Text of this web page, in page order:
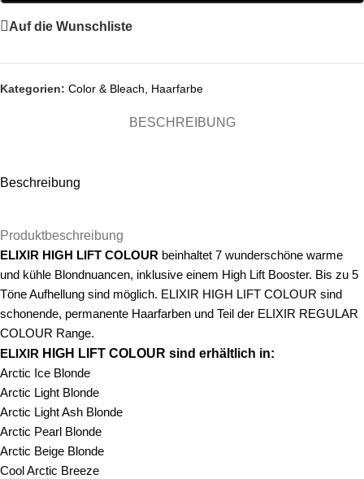
Auf die Wunschliste
Kategorien: Color & Bleach Haarfarbe
BESCHREIBUNG
Beschreibung
Produktbeschreibung
ELIXIR HIGH LIFT COLOUR beinhaltet 7 wunderschöne warme
und kühle Blondnuancen, inklusive einem High Lift Booster. Bis zu 5
Töne Aufhellung sind möglich. ELIXIR HIGH LIFT COLOUR sind
schonende, permanente Haarfarben und Teil der ELIXIR REGULAR
COLOUR Range.
ELIXIR HIGH LIFT COLOUR sind erhältlich in:
Arctic Ice Blonde
Arctic Light Blonde
Arctic Light Ash Blonde
Arctic Pearl Blonde
Arctic Beige Blonde
Cool Arctic Breeze